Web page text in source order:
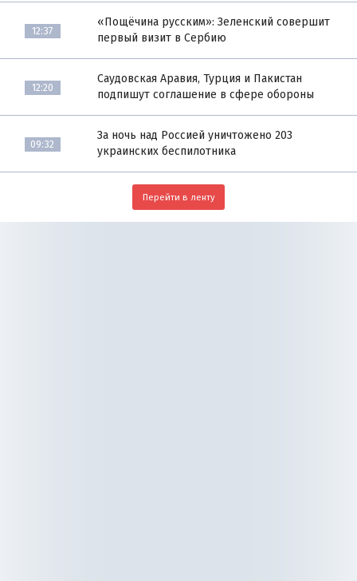
12:37
«Пощёчина русским»: Зеленский совершит
первый визит в Сербию
12:20
Саудовская Аравия, Турция и Пакистан
подпишут соглашение в сфере обороны
09:32
За ночь над Россией уничтожено 203
украинских беспилотника
Перейти в ленту